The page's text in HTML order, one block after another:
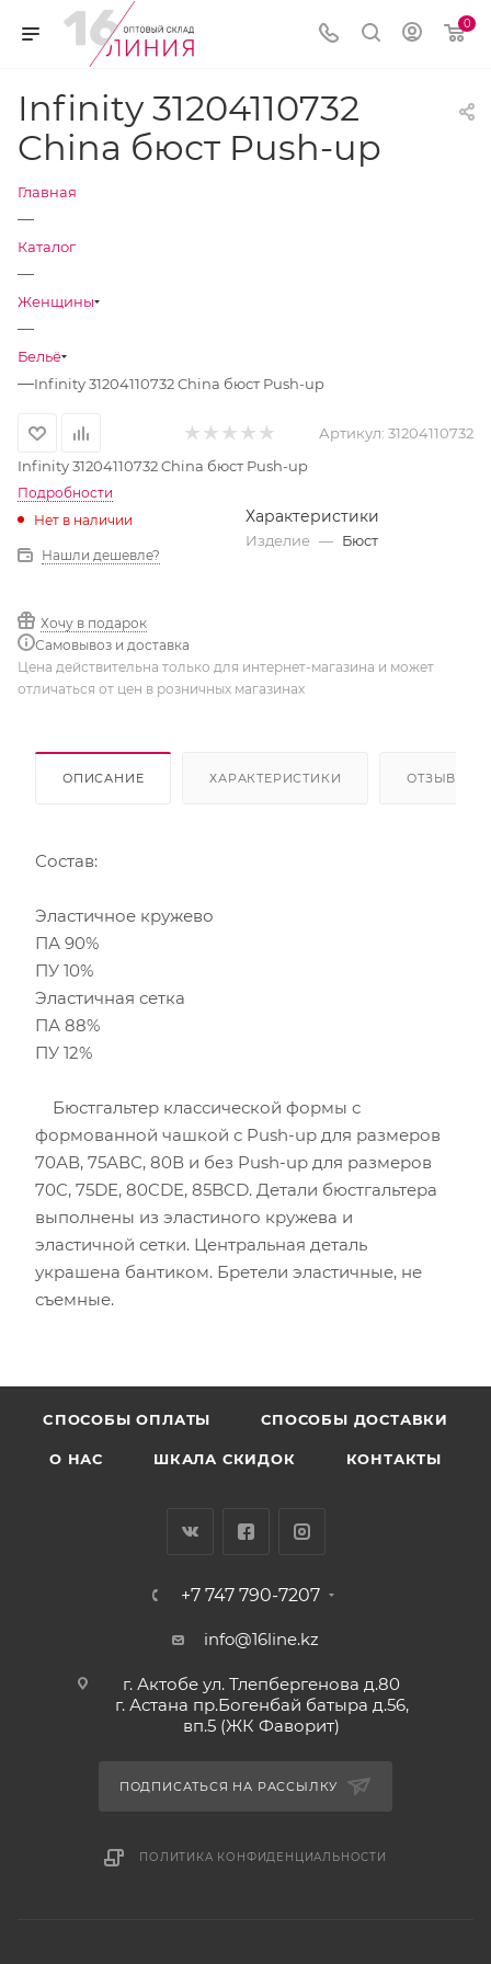
0
Infinity 31204110732
China бюст Push-up
Главная
—
Каталог
—
Женщины
—
Бельё
—Infinity 31204110732 China бюст Push-up
Артикул: 31204110732
Infinity 31204110732 China бюст Push-up
Подробности
Нет в наличии
Нашли дешевле?
Хочу в подарок
Самовывоз и доставка
Характеристики
Изделие — Бюст
Цена действительна только для интернет-магазина и может
отличаться от цен в розничных магазинах
ОПИСАНИЕ ХАРАКТЕРИСТИКИ ОТЗЫВЫ
Состав:
Эластичное кружево
ПА 90%
ПУ 10%
Эластичная сетка
ПА 88%
ПУ 12%
Бюстгальтер классической формы с
формованной чашкой с Push-up для размеров
70АВ, 75АВС, 80В и без Push-up для размеров
70C, 75DE, 80CDE, 85BCD. Детали бюстгальтера
выполнены из эластиного кружева и
эластичной сетки. Центральная деталь
украшена бантиком. Бретели эластичные, не
съемные.
CПОСОБЫ ОПЛАТЫ СПОСОБЫ ДОСТАВКИ
О НАС ШКАЛА СКИДОК КОНТАКТЫ
+7 747 790-7207
info@16line.kz
г. Актобе ул. Тлепбергенова д.80
г. Астана пр.Богенбай батыра д.56,
вп.5 (ЖК Фаворит)
ПОДПИСАТЬСЯ НА РАССЫЛКУ
ПОЛИТИКА КОНФИДЕНЦИАЛЬНОСТИ